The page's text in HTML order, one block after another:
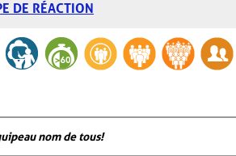
DE RÉACTION
au nom de tous!